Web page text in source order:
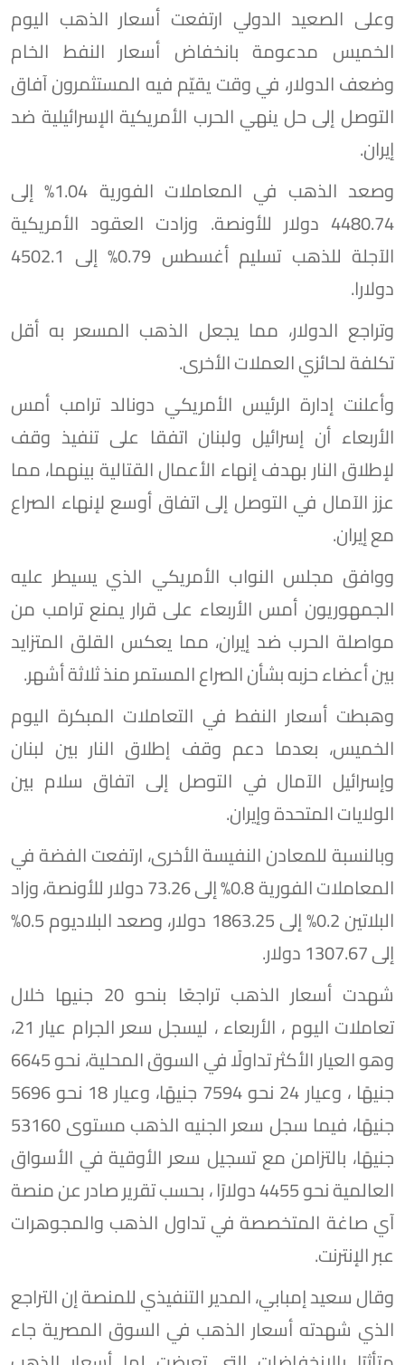
وعلى الصعيد الدولي ارتفعت أسعار الذهب اليوم
الخميس مدعومة بانخفاض أسعار النفط الخام
وضعف الدولار، في وقت يقيّم فيه المستثمرون آفاق
التوصل إلى حل ينهي الحرب الأمريكية الإسرائيلية ضد
إيران.
وصعد الذهب في المعاملات الفورية 1.04% إلى
4480.74 دولار للأونصة. وزادت العقود الأمريكية
الآجلة للذهب تسليم أغسطس 0.79% إلى 4502.1
دولارا.
وتراجع الدولار، مما يجعل الذهب المسعر به أقل
تكلفة لحائزي العملات الأخرى.
وأعلنت إدارة الرئيس الأمريكي دونالد ترامب أمس
الأربعاء أن إسرائيل ولبنان اتفقا على تنفيذ وقف
لإطلاق النار بهدف إنهاء الأعمال القتالية بينهما، مما
عزز الآمال في التوصل إلى اتفاق أوسع لإنهاء الصراع
مع إيران.
ووافق مجلس النواب الأمريكي الذي يسيطر عليه
الجمهوريون أمس الأربعاء على قرار يمنع ترامب من
مواصلة الحرب ضد إيران، مما يعكس القلق المتزايد
بين أعضاء حزبه بشأن الصراع المستمر منذ ثلاثة أشهر.
وهبطت أسعار النفط في التعاملات المبكرة اليوم
الخميس، بعدما دعم وقف إطلاق النار بين لبنان
وإسرائيل الآمال في التوصل إلى اتفاق سلام بين
الولايات المتحدة وإيران.
وبالنسبة للمعادن النفيسة الأخرى، ارتفعت الفضة في
المعاملات الفورية 0.8% إلى 73.26 دولار للأونصة، وزاد
البلاتين 0.2% إلى 1863.25 دولار، وصعد البلاديوم 0.5%
إلى 1307.67 دولار.
شهدت أسعار الذهب تراجعًا بنحو 20 جنيها خلال
تعاملات اليوم ، الأربعاء ، ليسجل سعر الجرام عيار 21،
وهو العيار الأكثر تداولًا في السوق المحلية، نحو 6645
جنيهًا ، وعيار 24 نحو 7594 جنيهًا، وعيار 18 نحو 5696
جنيهًا، فيما سجل سعر الجنيه الذهب مستوى 53160
جنيهًا، بالتزامن مع تسجيل سعر الأوقية في الأسواق
العالمية نحو 4455 دولارًا ، بحسب تقرير صادر عن منصة
آي صاغة المتخصصة في تداول الذهب والمجوهرات
عبر الإنترنت.
وقال سعيد إمبابي، المدير التنفيذي للمنصة إن التراجع
الذي شهدته أسعار الذهب في السوق المصرية جاء